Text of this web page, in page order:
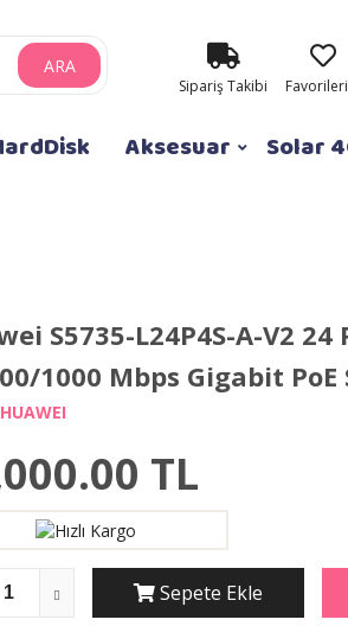
ARA
Sipariş Takibi
Aksesuar
Solar
S5735-L24P4S-A-V2 24
1000 Mbps Gigabit PoE
HUAWEI
TL
Sepete Ekle